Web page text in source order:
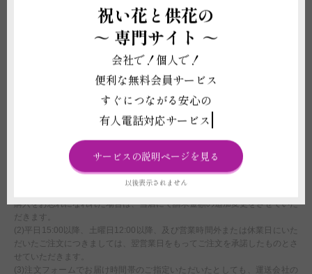
等の有機溶剤、ガラスコーティング剤はケミカルクラックを誘発する恐れが
ございますので使用しないでください。
(3)受注制作（オーダー）のため、商品作成後の変更・取り消しを承ること
ができません。制作開始後に、万が一ご注文をお取り消しされた場合も代金
はご注文者様に全額負担いただきます。
(4)オンラインギフトの有効期限（発行から6か月間）の管理については当店
ではご対応ができず、お届け先様にお願いしております。万が一使用前に有
効期限が切れた場合も一切の補償はいたしかねますので、予めご了承くださ
配送に関わる重要な注意事項
(1)北海道・沖縄へのお届けは別途1,000円（税別）の追加送料オプションの
付帯購入が必要になります。お買い物カート内ご注文情報入力ページの＜商
購入をお忘れになれれた場合は、当店にて請求金額の追加変更をさせていた
だきます。
(2)平日15:00以降、土曜日12:00以降、及び営業時間外または休業日にいた
だいたご注文につきましては、翌営業日をもってご注文を承諾したものとさ
せていただきます。
(3)注文フォームでお届け時間帯のご指定いただいたとしても、運送会社の
祝い花と供花の
～ 専門サイト ～
会社で！個人で！
便利な無料会員サービス
すぐにつながる安心の
有人電話対応サービス
サービスの説明ページを見る
以後表示されません